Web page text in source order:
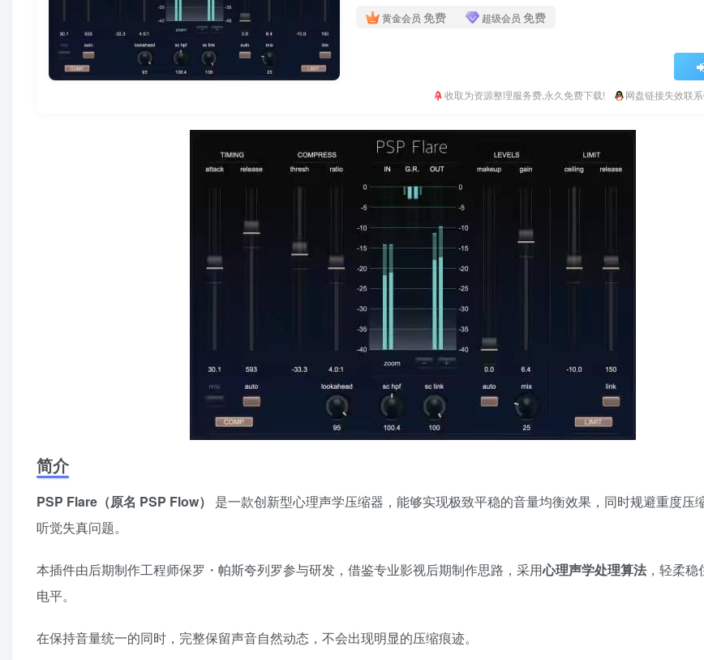
黄金会员 免费 超级会员 免费
收取为资源整理服务费,永久免费下载! 网盘链接失效联
简介
PSP Flare（原名 PSP Flow）
是一款创新型心理声学压缩器，能够实现极致平稳的音量均衡效果，同时规避重度压
听觉失真问题。
本插件由后期制作工程师保罗・帕斯夸列罗参与研发，借鉴专业影视后期制作思路，采用心理声学处理算法 ，轻柔
电平。
在保持音量统一的同时，完整保留声音自然动态，不会出现明显的压缩痕迹。